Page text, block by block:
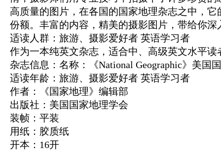
高质量的图片，在各国的国家地理杂志之中，
份额。丰富的内容，精美的摄影图片，带给你深
适读人群：旅游、摄影爱好者 英语学习者
作为一本纯英文杂志，适合中、高级英文水平读
杂志信息：名称：《National Geographic》美国
适读年龄：旅游、摄影爱好者 英语学习者
作者：《国家地理》编辑部
出版社：美国国家地理学会
装帧：平装
用纸：胶质纸
开本：16开